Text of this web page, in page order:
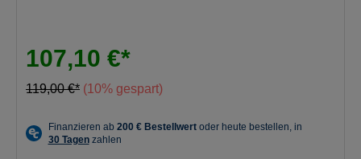
107,10 €*
119,00 €* (10% gespart)